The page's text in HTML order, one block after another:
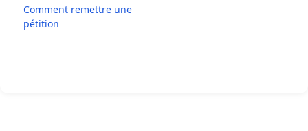
Comment remettre une
pétition